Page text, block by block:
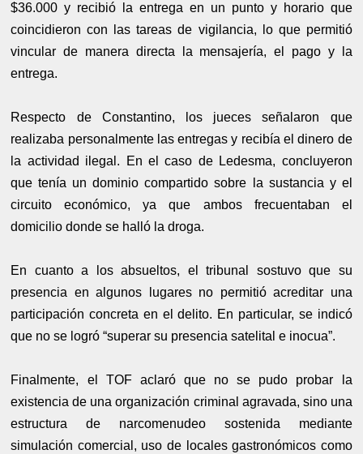
$36.000 y recibió la entrega en un punto y horario que
coincidieron con las tareas de vigilancia, lo que permitió
vincular de manera directa la mensajería, el pago y la
entrega.
Respecto de Constantino, los jueces señalaron que
realizaba personalmente las entregas y recibía el dinero de
la actividad ilegal. En el caso de Ledesma, concluyeron
que tenía un dominio compartido sobre la sustancia y el
circuito económico, ya que ambos frecuentaban el
domicilio donde se halló la droga.
En cuanto a los absueltos, el tribunal sostuvo que su
presencia en algunos lugares no permitió acreditar una
participación concreta en el delito. En particular, se indicó
que no se logró “superar su presencia satelital e inocua”.
Finalmente, el TOF aclaró que no se pudo probar la
existencia de una organización criminal agravada, sino una
estructura de narcomenudeo sostenida mediante
simulación comercial, uso de locales gastronómicos como